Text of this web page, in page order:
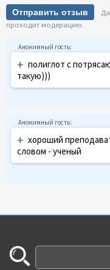
Отправить отзыв
проходит модерацию.
+ полиглот с
такую)))
+ хороший
словом - ученый